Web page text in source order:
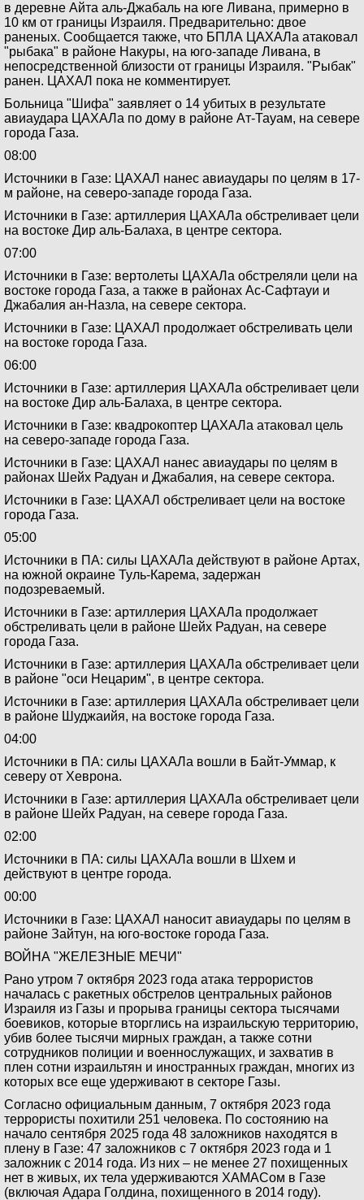
в деревне Айта аль-Джабаль на юге Ливана, примерно в
10 км от границы Израиля. Предварительно: двое
раненых. Сообщается также, что БПЛА ЦАХАЛа атаковал
"рыбака" в районе Накуры, на юго-западе Ливана, в
непосредственной близости от границы Израиля. "Рыбак"
ранен. ЦАХАЛ пока не комментирует.
Больница "Шифа" заявляет о 14 убитых в результате
авиаудара ЦАХАЛа по дому в районе Ат-Тауам, на севере
города Газа.
08:00
Источники в Газе: ЦАХАЛ нанес авиаудары по целям в 17-
м районе, на северо-западе города Газа.
Источники в Газе: артиллерия ЦАХАЛа обстреливает цели
на востоке Дир аль-Балаха, в центре сектора.
07:00
Источники в Газе: вертолеты ЦАХАЛа обстреляли цели на
востоке города Газа, а также в районах Ас-Сафтауи и
Джабалия ан-Назла, на севере сектора.
Источники в Газе: ЦАХАЛ продолжает обстреливать цели
на востоке города Газа.
06:00
Источники в Газе: артиллерия ЦАХАЛа обстреливает цели
на востоке Дир аль-Балаха, в центре сектора.
Источники в Газе: квадрокоптер ЦАХАЛа атаковал цель
на северо-западе города Газа.
Источники в Газе: ЦАХАЛ нанес авиаудары по целям в
районах Шейх Радуан и Джабалия, на севере сектора.
Источники в Газе: ЦАХАЛ обстреливает цели на востоке
города Газа.
05:00
Источники в ПА: силы ЦАХАЛа действуют в районе Артах,
на южной окраине Туль-Карема, задержан
подозреваемый.
Источники в Газе: артиллерия ЦАХАЛа продолжает
обстреливать цели в районе Шейх Радуан, на севере
города Газа.
Источники в Газе: артиллерия ЦАХАЛа обстреливает цели
в районе "оси Нецарим", в центре сектора.
Источники в Газе: артиллерия ЦАХАЛа обстреливает цели
в районе Шуджаийя, на востоке города Газа.
04:00
Источники в ПА: силы ЦАХАЛа вошли в Байт-Уммар, к
северу от Хеврона.
Источники в Газе: артиллерия ЦАХАЛа обстреливает цели
в районе Шейх Радуан, на севере города Газа.
02:00
Источники в ПА: силы ЦАХАЛа вошли в Шхем и
действуют в центре города.
00:00
Источники в Газе: ЦАХАЛ наносит авиаудары по целям в
районе Зайтун, на юго-востоке города Газа.
ВОЙНА "ЖЕЛЕЗНЫЕ МЕЧИ"
Рано утром 7 октября 2023 года атака террористов
началась с ракетных обстрелов центральных районов
Израиля из Газы и прорыва границы сектора тысячами
боевиков, которые вторглись на израильскую территорию,
убив более тысячи мирных граждан, а также сотни
сотрудников полиции и военнослужащих, и захватив в
плен сотни израильтян и иностранных граждан, многих из
которых все еще удерживают в секторе Газы.
Согласно официальным данным, 7 октября 2023 года
террористы похитили 251 человека. По состоянию на
начало сентября 2025 года 48 заложников находятся в
плену в Газе: 47 заложников с 7 октября 2023 года и 1
заложник с 2014 года. Из них – не менее 27 похищенных
нет в живых, их тела удерживаются ХАМАСом в Газе
(включая Адара Голдина, похищенного в 2014 году).